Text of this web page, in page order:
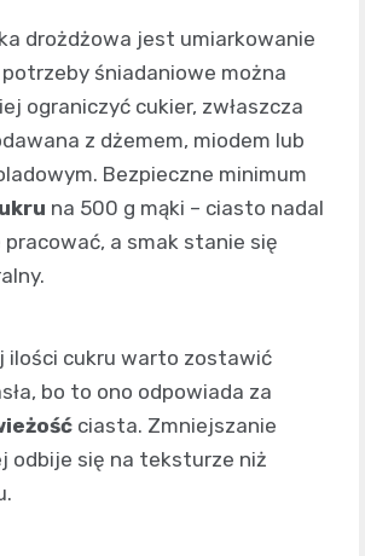
drożdżowa jest umiarkowanie
potrzeby śniadaniowe można
ograniczyć cukier, zwłaszcza
z dżemem, miodem lub
Bezpieczne minimum
na 500 g mąki – ciasto nadal
pracować, a smak stanie się
ilości cukru warto zostawić
bo to ono odpowiada za
ciasta. Zmniejszanie
odbije się na teksturze niż